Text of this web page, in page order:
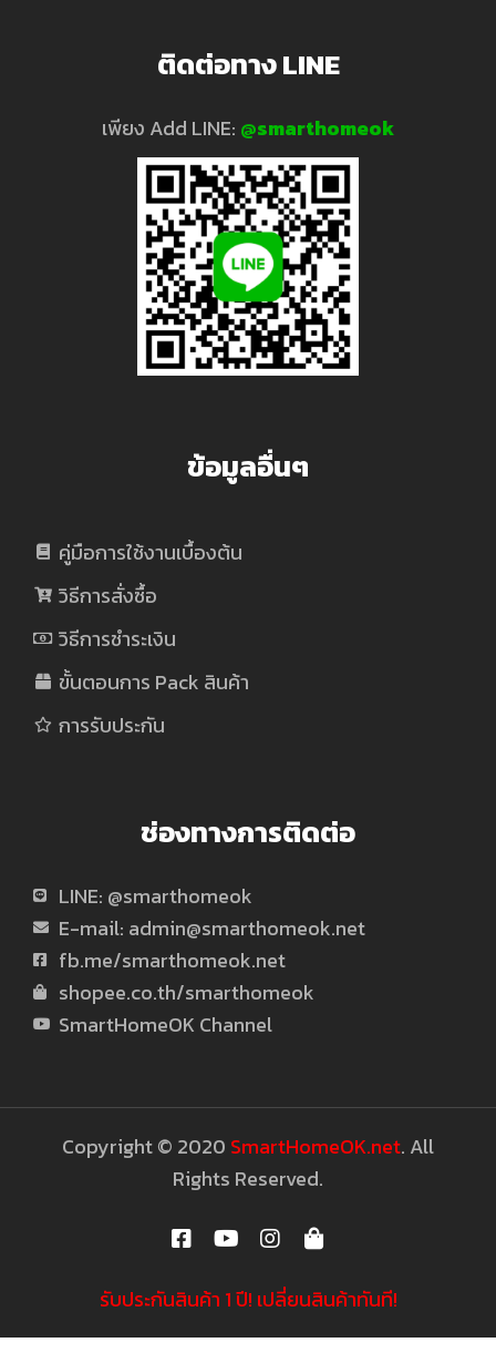
Home,
และ
อุปกรณ์
Smart
home
เพื่อ
ทำให้
การ
อยู่
บ้าน
มาก
ยิ่ง
ขึ้น
ติดต่อทาง LINE
เพียง Add LINE: @smarthomeok
ข้อมูลอื่นๆ
คู่มือการใช้งานเบื้องต้น
วิธีการสั่งซื้อ
วิธีการชำระเงิน
ขั้นตอนการ Pack สินค้า
การรับประกัน
ช่องทางการติดต่อ
LINE: @smarthomeok
E-mail: admin@smarthomeok.net
fb.me/smarthomeok.net
shopee.co.th/smarthomeok
SmartHomeOK Channel
Copyright © 2020 SmartHomeOK.net. All
Rights Reserved.
รับประกันสินค้า 1 ปี! เปลี่ยนสินค้าทันที!